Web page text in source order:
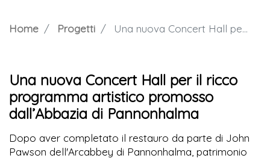
Home Progetti Una nuova Concert Hall per il ricco programma artistico promosso dall’Abbazia di Pannonhalma
Una nuova Concert Hall per il ricco
programma artistico promosso
dall’Abbazia di Pannonhalma
Dopo aver completato il restauro da parte di John
Pawson dell'Arcabbey di Pannonhalma, patrimonio